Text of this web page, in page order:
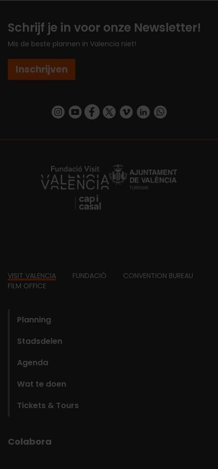
Schrijf je in voor onze Newsletter!
Mis de beste plannen in Valencia niet!
Inschrijven
https://www.instagram.com/visit_valencia/
https://www.youtube.com/user/
https://www.facebook.com/
https://twitter.com/
https://vimeo.com/
https://www.linkedin.com/company/turismo-valencia/https://api.whatsapp.com/send/
https://fundacion.visitvalencia.com/
Footer
VISIT VALENCIA FUNDACIÓ
CONVENTION BUREAU
FILM OFFICE
Planning
Stadsdelen
Agenda
Wat te doen
Tickets & Tours
Colabora